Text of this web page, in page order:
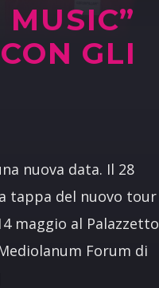
GLI
nuova data. Il 28
tappa del nuovo tour
maggio al Palazzetto
Forum di